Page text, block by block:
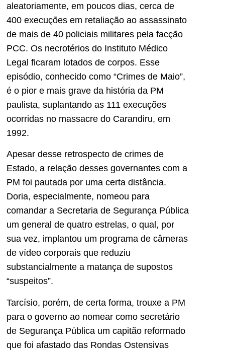
aleatoriamente, em poucos dias, cerca de
400 execuções em retaliação ao assassinato
de mais de 40 policiais militares pela facção
PCC. Os necrotérios do Instituto Médico
Legal ficaram lotados de corpos. Esse
episódio, conhecido como “Crimes de Maio”,
é o pior e mais grave da história da PM
paulista, suplantando as 111 execuções
ocorridas no massacre do Carandiru, em
1992.
Apesar desse retrospecto de crimes de
Estado, a relação desses governantes com a
PM foi pautada por uma certa distância.
Doria, especialmente, nomeou para
comandar a Secretaria de Segurança Pública
um general de quatro estrelas, o qual, por
sua vez, implantou um programa de câmeras
de vídeo corporais que reduziu
substancialmente a matança de supostos
“suspeitos”.
Tarcísio, porém, de certa forma, trouxe a PM
para o governo ao nomear como secretário
de Segurança Pública um capitão reformado
que foi afastado das Rondas Ostensivas